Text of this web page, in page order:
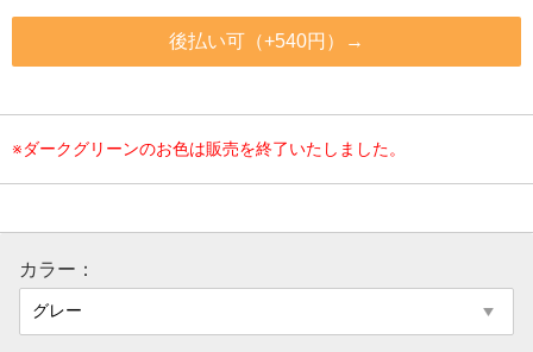
後払い可（+540円）→
※ダークグリーンのお色は販売を終了いたしました。
カラー：